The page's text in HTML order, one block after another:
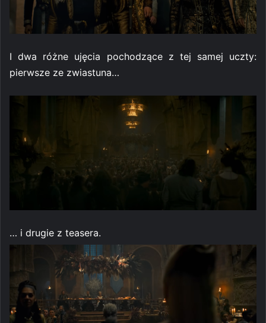
I dwa różne ujęcia pochodzące z tej samej uczty:
pierwsze ze zwiastuna…
… i drugie z teasera.